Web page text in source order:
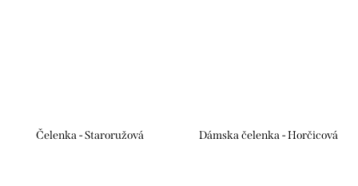
Čelenka - Staroružová Dámska čelenka - Horčicová